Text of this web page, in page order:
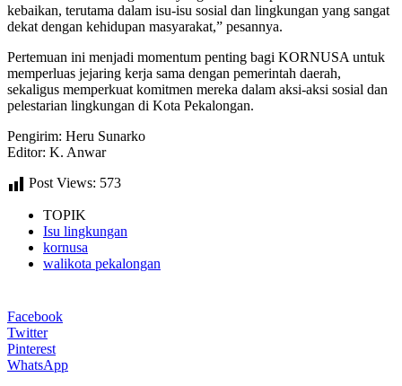
kebaikan, terutama dalam isu-isu sosial dan lingkungan yang sangat
dekat dengan kehidupan masyarakat,” pesannya.
Pertemuan ini menjadi momentum penting bagi KORNUSA untuk
memperluas jejaring kerja sama dengan pemerintah daerah,
sekaligus memperkuat komitmen mereka dalam aksi-aksi sosial dan
pelestarian lingkungan di Kota Pekalongan.
Pengirim: Heru Sunarko
Editor: K. Anwar
Post Views: 573
TOPIK
Isu lingkungan
kornusa
walikota pekalongan
Facebook
Twitter
Pinterest
WhatsApp